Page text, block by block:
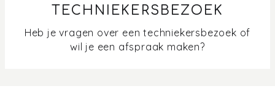
TECHNIEKERSBEZOEK
Heb je vragen over een techniekersbezoek of
wil je een afspraak maken?